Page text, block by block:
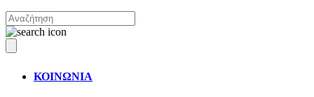
ΚΟΙΝΩΝΙΑ